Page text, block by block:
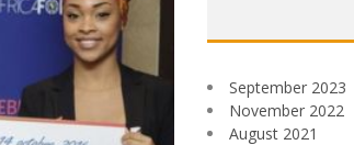
September 2023
November 2022
August 2021